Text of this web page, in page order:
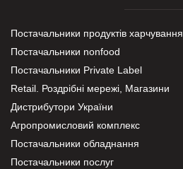
Постачальники продуктів харчування
Постачальники nonfood
Постачальники Private Label
Retail. Роздрібні мережі, Магазини
Дистрибутори України
Агропромисловий комплекс
Постачальники обладнання
Постачальники послуг